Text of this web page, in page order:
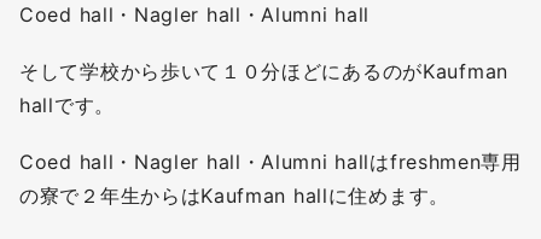
Coed hall・Nagler hall・Alumni hall
そして学校から歩いて１０分ほどにあるのがKaufman
hallです。
Coed hall・Nagler hall・Alumni hallはfreshmen専用
の寮で２年生からはKaufman hallに住めます。